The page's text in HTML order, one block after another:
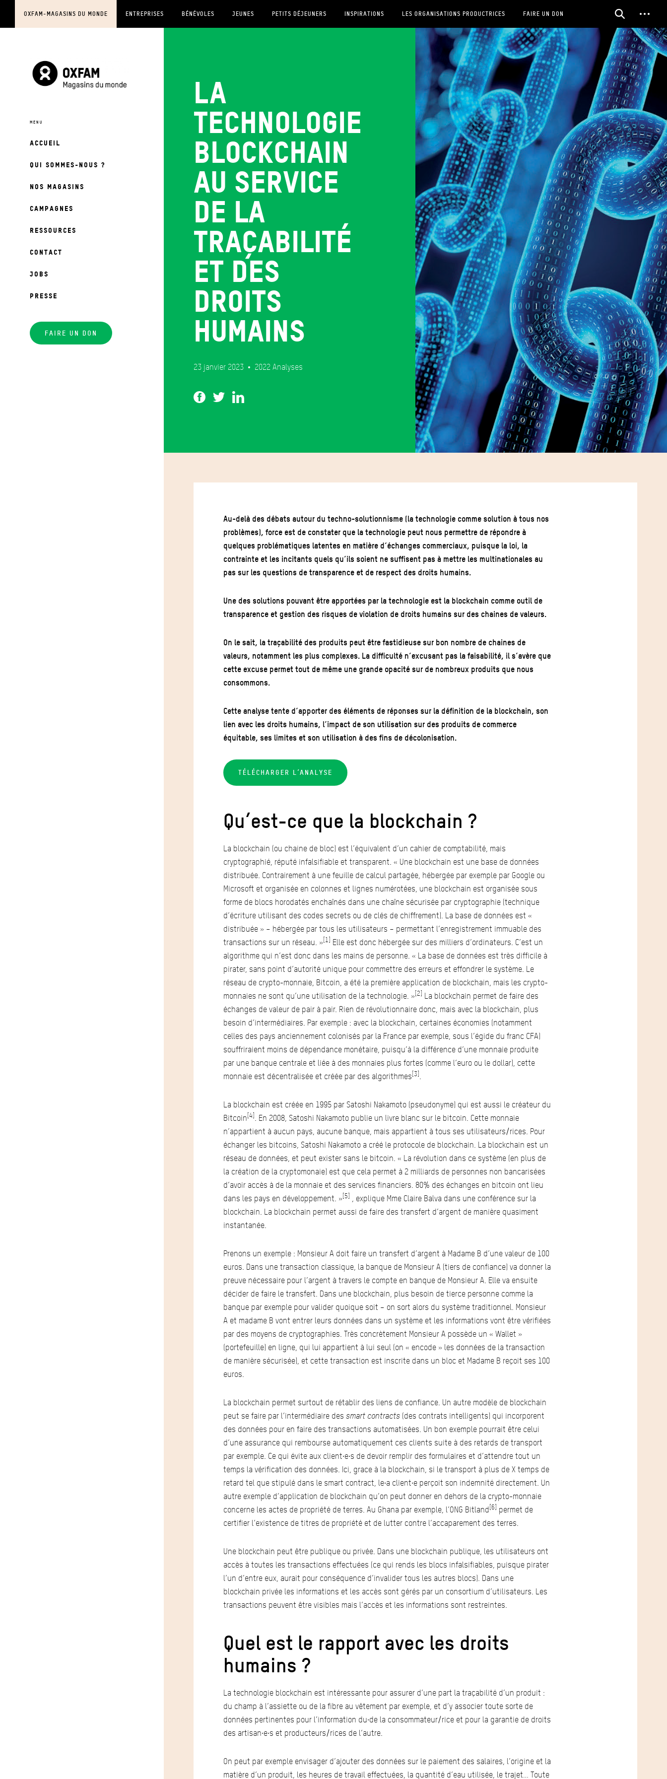
OXFAM-MAGASINS DU MONDE ENTREPRISES BÉNÉVOLES JEUNES PETITS DÉJEUNERS INSPIRATIONS LES ORGANISATIONS PRODUCTRICES FAIRE UN DON
ACCUEIL
QUI SOMMES-NOUS ?
NOS MAGASINS
CAMPAGNES
RESSOURCES
CONTACT
JOBS
PRESSE
FAIRE UN DON
La
technologie
blockchain
au service
de la
traçabilité
et des
droits
humains
23 janvier 2023 2022 Analyses
Au-delà des débats autour du techno-solutionnisme (la technologie comme solution à tous nos
problèmes), force est de constater que la technologie peut nous permettre de répondre à
quelques problématiques latentes en matière d’échanges commerciaux, puisque la loi, la
contrainte et les incitants quels qu’ils soient ne suffisent pas à mettre les multinationales au
pas sur les questions de transparence et de respect des droits humains.
Une des solutions pouvant être apportées par la technologie est la blockchain comme outil de
transparence et gestion des risques de violation de droits humains sur des chaines de valeurs.
On le sait, la traçabilité des produits peut être fastidieuse sur bon nombre de chaines de
valeurs, notamment les plus complexes. La difficulté n’excusant pas la faisabilité, il s’avère que
cette excuse permet tout de même une grande opacité sur de nombreux produits que nous
consommons.
Cette analyse tente d’apporter des éléments de réponses sur la définition de la blockchain, son
lien avec les droits humains, l’impact de son utilisation sur des produits de commerce
équitable, ses limites et son utilisation à des fins de décolonisation.
TÉLÉCHARGER L’ANALYSE
Qu’est-ce que la blockchain ?
La blockchain (ou chaine de bloc) est l’équivalent d’un cahier de comptabilité, mais
cryptographié, réputé infalsifiable et transparent. « Une blockchain est une base de données
distribuée. Contrairement à une feuille de calcul partagée, hébergée par exemple par Google ou
Microsoft et organisée en colonnes et lignes numérotées, une blockchain est organisée sous
forme de blocs horodatés enchaînés dans une chaîne sécurisée par cryptographie (technique
d’écriture utilisant des codes secrets ou de clés de chiffrement). La base de données est «
distribuée » – hébergée par tous les utilisateurs – permettant l’enregistrement immuable des
transactions sur un réseau. »[1] Elle est donc hébergée sur des milliers d’ordinateurs. C’est un
algorithme qui n’est donc dans les mains de personne. « La base de données est très difficile à
pirater, sans point d’autorité unique pour commettre des erreurs et effondrer le système. Le
réseau de crypto-monnaie, Bitcoin, a été la première application de blockchain, mais les crypto-
monnaies ne sont qu’une utilisation de la technologie. »[2] La blockchain permet de faire des
échanges de valeur de pair à pair. Rien de révolutionnaire donc, mais avec la blockchain, plus
besoin d’intermédiaires. Par exemple : avec la blockchain, certaines économies (notamment
celles des pays anciennement colonisés par la France par exemple, sous l’égide du franc CFA)
souffriraient moins de dépendance monétaire, puisqu’à la différence d’une monnaie produite
par une banque centrale et liée à des monnaies plus fortes (comme l’euro ou le dollar), cette
monnaie est décentralisée et créée par des algorithmes[3].
La blockchain est créée en 1995 par Satoshi Nakamoto (pseudonyme) qui est aussi le créateur du
Bitcoin[4]. En 2008, Satoshi Nakamoto publie un livre blanc sur le bitcoin. Cette monnaie
n’appartient à aucun pays, aucune banque, mais appartient à tous ses utilisateurs/rices. Pour
échanger les bitcoins, Satoshi Nakamoto a créé le protocole de blockchain. La blockchain est un
réseau de données, et peut exister sans le bitcoin. « La révolution dans ce système (en plus de
la création de la cryptomonaie) est que cela permet à 2 milliards de personnes non bancarisées
d’avoir accès à de la monnaie et des services financiers. 80% des échanges en bitcoin ont lieu
dans les pays en développement. »[5] , explique Mme Claire Balva dans une conférence sur la
blockchain. La blockchain permet aussi de faire des transfert d’argent de manière quasiment
instantanée.
Prenons un exemple : Monsieur A doit faire un transfert d’argent à Madame B d’une valeur de 100
euros. Dans une transaction classique, la banque de Monsieur A (tiers de confiance) va donner la
preuve nécessaire pour l’argent à travers le compte en banque de Monsieur A. Elle va ensuite
décider de faire le transfert. Dans une blockchain, plus besoin de tierce personne comme la
banque par exemple pour valider quoique soit – on sort alors du système traditionnel. Monsieur
A et madame B vont entrer leurs données dans un système et les informations vont être vérifiées
par des moyens de cryptographies. Très concrètement Monsieur A possède un « Wallet »
(portefeuille) en ligne, qui lui appartient à lui seul (on « encode » les données de la transaction
de manière sécurisée), et cette transaction est inscrite dans un bloc et Madame B reçoit ses 100
euros.
La blockchain permet surtout de rétablir des liens de confiance. Un autre modèle de blockchain
peut se faire par l’intermédiaire des smart contracts (des contrats intelligents) qui incorporent
des données pour en faire des transactions automatisées. Un bon exemple pourrait être celui
d’une assurance qui rembourse automatiquement ces clients suite à des retards de transport
par exemple. Ce qui évite aux client∙e∙s de devoir remplir des formulaires et d’attendre tout un
temps la vérification des données. Ici, grace à la blockchain, si le transport à plus de X temps de
retard tel que stipulé dans le smart contract, le∙a client∙e perçoit son indemnité directement. Un
autre exemple d’application de blockchain qu’on peut donner en dehors de la crypto-monnaie
concerne les actes de propriété de terres. Au Ghana par exemple, l’ONG Bitland[6] permet de
certifier l’existence de titres de propriété et de lutter contre l’accaparement des terres.
Une blockchain peut être publique ou privée. Dans une blockchain publique, les utilisateurs ont
accès à toutes les transactions effectuées (ce qui rends les blocs infalsifiables, puisque pirater
l’un d’entre eux, aurait pour conséquence d’invalider tous les autres blocs). Dans une
blockchain privée les informations et les accès sont gérés par un consortium d’utilisateurs. Les
transactions peuvent être visibles mais l’accès et les informations sont restreintes.
Quel est le rapport avec les droits
humains ?
La technologie blockchain est intéressante pour assurer d’une part la traçabilité d’un produit :
du champ à l’assiette ou de la fibre au vêtement par exemple, et d’y associer toute sorte de
données pertinentes pour l’information du∙de la consommateur/rice et pour la garantie de droits
des artisan∙e∙s et producteurs/rices de l’autre.
On peut par exemple envisager d’ajouter des données sur le paiement des salaires, l’origine et la
matière d’un produit, les heures de travail effectuées, la quantité d’eau utilisée, le trajet… Toute